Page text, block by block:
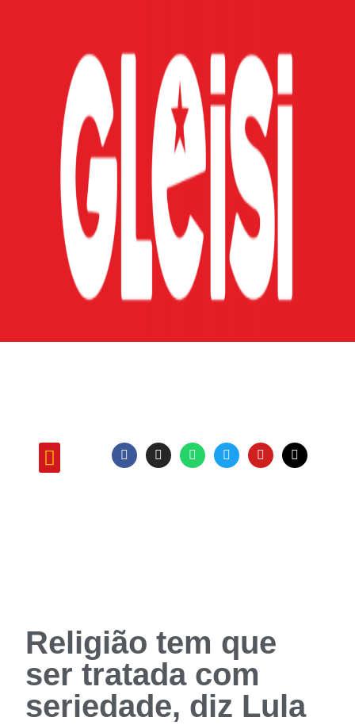
Religião tem que
ser tratada com
seriedade, diz Lula